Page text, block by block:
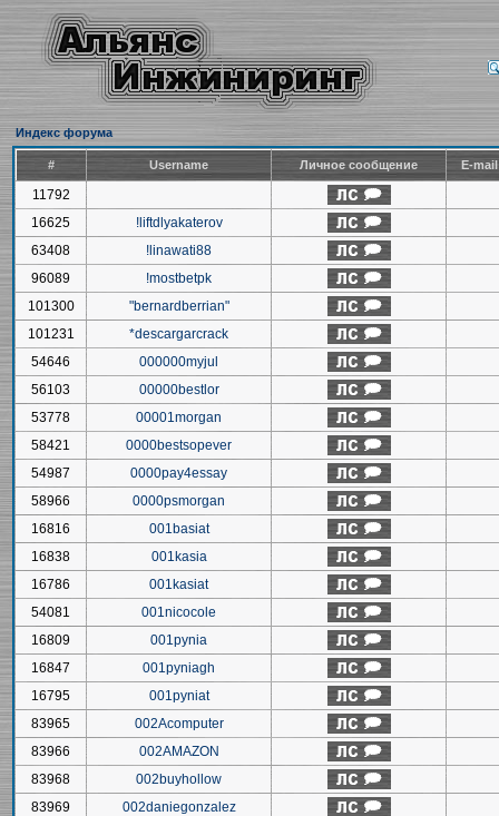
Индекс форума
# Username Личное сообщение E-
11792
16625
!liftdlyakaterov
63408
!linawati88
96089
!mostbetpk
101300
"bernardberrian"
101231
*descargarcrack
54646
000000myjul
56103
00000bestlor
53778
00001morgan
58421
0000bestsopever
54987
0000pay4essay
58966
0000psmorgan
16816
001basiat
16838
001kasia
16786
001kasiat
54081
001nicocole
16809
001pynia
16847
001pyniagh
16795
001pyniat
83965
002Acomputer
83966
002AMAZON
83968
002buyhollow
83969
002daniegonzalez